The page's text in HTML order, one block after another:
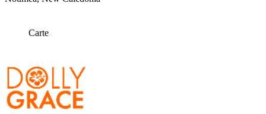
Carte